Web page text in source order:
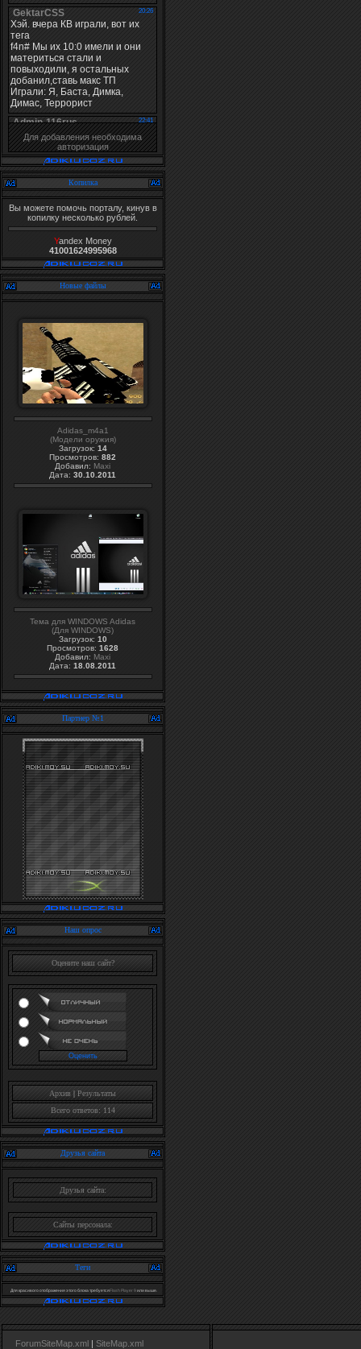
Для добавления необходима
авторизация
Копилка
Вы можете помочь порталу, кинув в
копилку несколько рублей.
Yandex Money
41001624995968
Новые файлы
Adidas_m4a1
(Модели оружия)
Загрузок: 14
Просмотров: 882
Добавил: Maxi
Дата: 30.10.2011
Тема для WINDOWS Adidas
(Для WINDOWS)
Загрузок: 10
Просмотров: 1628
Добавил: Maxi
Дата: 18.08.2011
Партнер №1
Наш опрос
Оцените наш сайт?
Архив | Результаты
Всего ответов: 114
Друзья сайта
Друзья сайта:
Сайты персонала:
Теги
Для красивого отображения этого блока требуетсяFlash Player 9или выше.
ForumSiteMap.xml | SiteMap.xml